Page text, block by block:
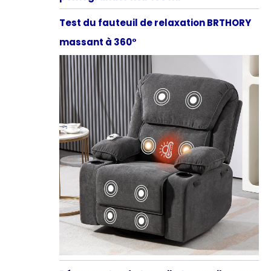
Test du fauteuil de relaxation BRTHORY
massant à 360°